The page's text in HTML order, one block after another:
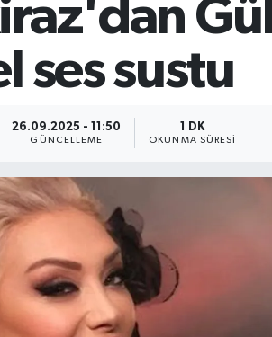
ses sustu
26.09.2025 - 11:50
GÜNCELLEME
1 DK
OKUNMA SÜRESI